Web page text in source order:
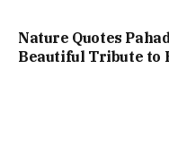
Nature Quotes
Beautiful Tribute to